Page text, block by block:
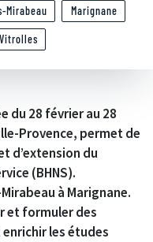
Mirabeau Marignane
Vitrolles
du 28 février au 28
Provence, permet de
d’extension du
(BHNS).
à Marignane.
et formuler des
les études